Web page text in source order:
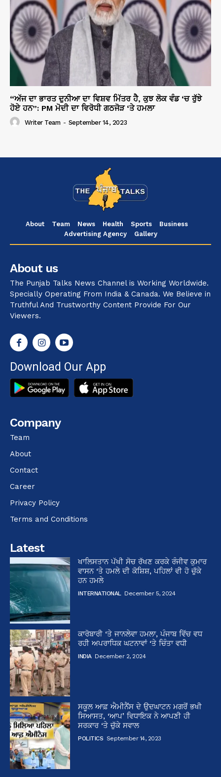
“ਅੱਜ ਦਾ ਭਾਰਤ ਦੁਨੀਆ ਦਾ ਵਿਸ਼ਵ ਮਿੱਤਰ ਹੈ, ਕੁਝ ਲੋਕ ਵੰਡ ‘ਚ ਰੁੱਝੇ
ਹੋਏ ਹਨ”: PM ਮੋਦੀ ਦਾ ਵਿਰੋਧੀ ਗਠਜੋੜ ‘ਤੇ ਹਮਲਾ
Writer Team - September 14, 2023
About Team News Health Sports
Business
Advertising Agency
Gallery
About us
The Punjab Talks News Channel is Working Worldwide.
Specially Operating From India & Canada. We Believe in
Truthful And Trustworthy Content Provide For Our
Viewers.
Download Our App
Company
Team
About
Contact
Career
Privacy Policy
Terms and Conditions
Latest
ਖਾਲਿਸਤਾਨ ਪੱਖੀ ਸੋਚ ਰੱਖਣ ਕਰਕੇ ਰੰਜੀਵ ਕੁਮਾਰ
ਵਾਸਨ ‘ਤੇ ਹਮਲੇ ਦੀ ਕੋਸ਼ਿਸ਼, ਪਹਿਲਾਂ ਵੀ ਹੋ ਚੁੱਕੇ
ਹਨ ਹਮਲੇ
INTERNATIONAL December 5, 2024
ਕਾਰੋਬਾਰੀ ‘ਤੇ ਜਾਨਲੇਵਾ ਹਮਲਾ, ਪੰਜਾਬ ਵਿੱਚ ਵਧ
ਰਹੀ ਅਪਰਾਧਿਕ ਘਟਨਾਵਾਂ ‘ਤੇ ਚਿੰਤਾ ਵਧੀ
INDIA December 2, 2024
ਸਕੂਲ ਆਫ਼ ਐਮੀਨੈਂਸ ਦੇ ਉਦਘਾਟਨ ਮਗਰੋਂ ਭਖੀ
ਸਿਆਸਤ, ‘ਆਪ’ ਵਿਧਾਇਕ ਨੇ ਆਪਣੀ ਹੀ
ਸਰਕਾਰ ‘ਤੇ ਚੁੱਕੇ ਸਵਾਲ
POLITICS September 14, 2023